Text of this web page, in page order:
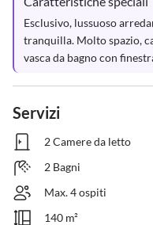
Esclusivo, lussuoso
tranquilla. Molto spazio,
vasca da bagno con
Servizi
2 Camere da letto
2 Bagni
Max. 4 ospiti
140 m²